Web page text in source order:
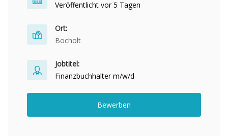
Veröffentlicht vor 5 Tagen
Ort:
Bocholt
Jobtitel:
Finanzbuchhalter m/w/d
Bewerben